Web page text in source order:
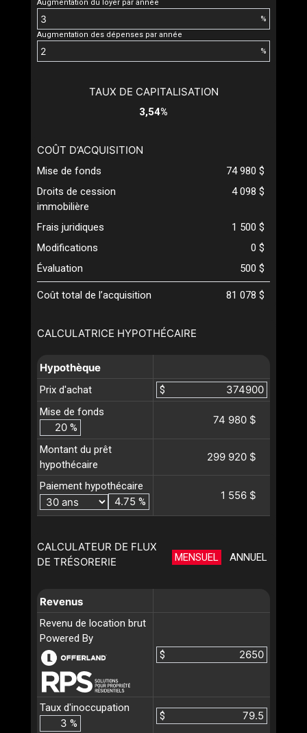
Augmentation du loyer par année
%
Augmentation des dépenses par année
%
CALCULATRICE HYPOTHÉCAIRE
Hypothèque
Prix d'achat
$
Mise de fonds
%
74 980 $
Montant du prêt
hypothécaire
299 920 $
Paiement hypothécaire
%
1 556 $
CALCULATEUR DE FLUX
DE TRÉSORERIE
MENSUEL ANNUEL
Revenus
Revenu de location brut
Powered By
$
Taux d'inoccupation
%
$
TAUX DE CAPITALISATION
3,54%
COÛT D’ACQUISITION
Mise de fonds
74 980 $
Droits de cession
immobilière
4 098 $
Frais juridiques
1 500 $
Modifications
0 $
Évaluation
500 $
Coût total de l’acquisition 81 078 $